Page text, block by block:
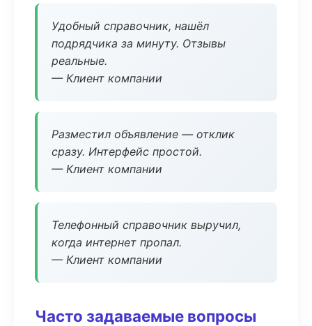
Удобный справочник, нашёл
подрядчика за минуту. Отзывы
реальные.
— Клиент компании
Разместил объявление — отклик
сразу. Интерфейс простой.
— Клиент компании
Телефонный справочник выручил,
когда интернет пропал.
— Клиент компании
Часто задаваемые вопросы